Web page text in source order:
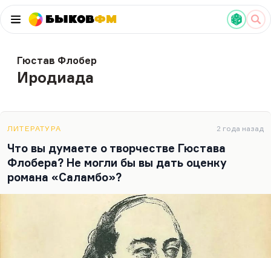
БыковФМ
Гюстав Флобер
Иродиада
ЛИТЕРАТУРА 2 года назад
Что вы думаете о творчестве Гюстава
Флобера? Не могли бы вы дать оценку
романа «Саламбо»?